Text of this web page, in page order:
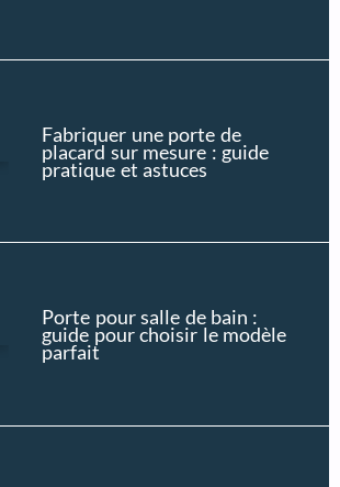
Fabriquer une porte de
placard sur mesure : guide
pratique et astuces
Porte pour salle de bain :
guide pour choisir le modèle
parfait